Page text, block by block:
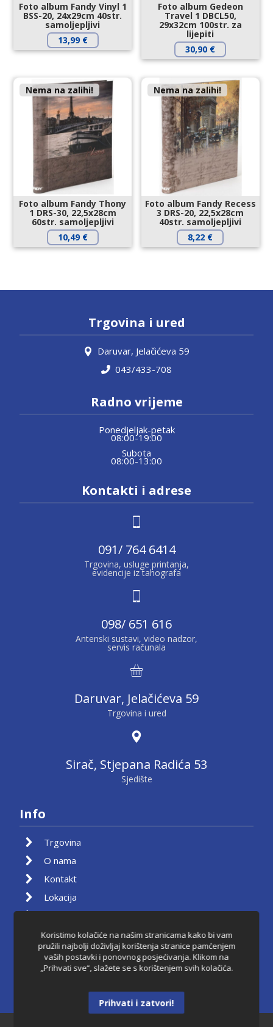
Foto album Fandy Vinyl 1
BSS-20, 24x29cm 40str.
samoljepljivi
13,99 €
Foto album Gedeon
Travel 1 DBCL50,
29x32cm 100str. za
lijepiti
30,90 €
Nema na zalihi!
Foto album Fandy Thony
1 DRS-30, 22,5x28cm
60str. samoljepljivi
10,49 €
Nema na zalihi!
Foto album Fandy Recess
3 DRS-20, 22,5x28cm
40str. samoljepljivi
8,22 €
Trgovina i ured
Daruvar, Jelačićeva 59
043/433-708
Radno vrijeme
Ponedjeljak-petak
08:00-19:00
Subota
08:00-13:00
Kontakti i adrese
091/ 764 6414
Trgovina, usluge printanja,
evidencije iz tahografa
098/ 651 616
Antenski sustavi, video nadzor,
servis računala
Daruvar, Jelačićeva 59
Trgovina i ured
Sirač, Stjepana Radića 53
Sjedište
Info
Trgovina
O nama
Kontakt
Lokacija
Moj račun
Košarica
Pravila privatnosti
Uvjeti korištenja
Koristimo kolačiće na našim stranicama kako bi vam
pružili najbolji doživljaj korištenja stranice pamćenjem
vaših postavki i ponovnog posjećivanja. Klikom na
„Prihvati sve“, slažete se s korištenjem svih kolačića.
Prihvati i zatvori!